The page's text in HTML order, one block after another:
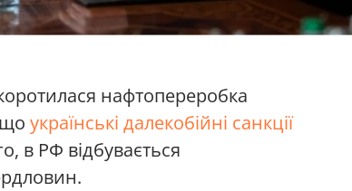
нафтопереробка
українські далекобійні санкції
в РФ відбувається